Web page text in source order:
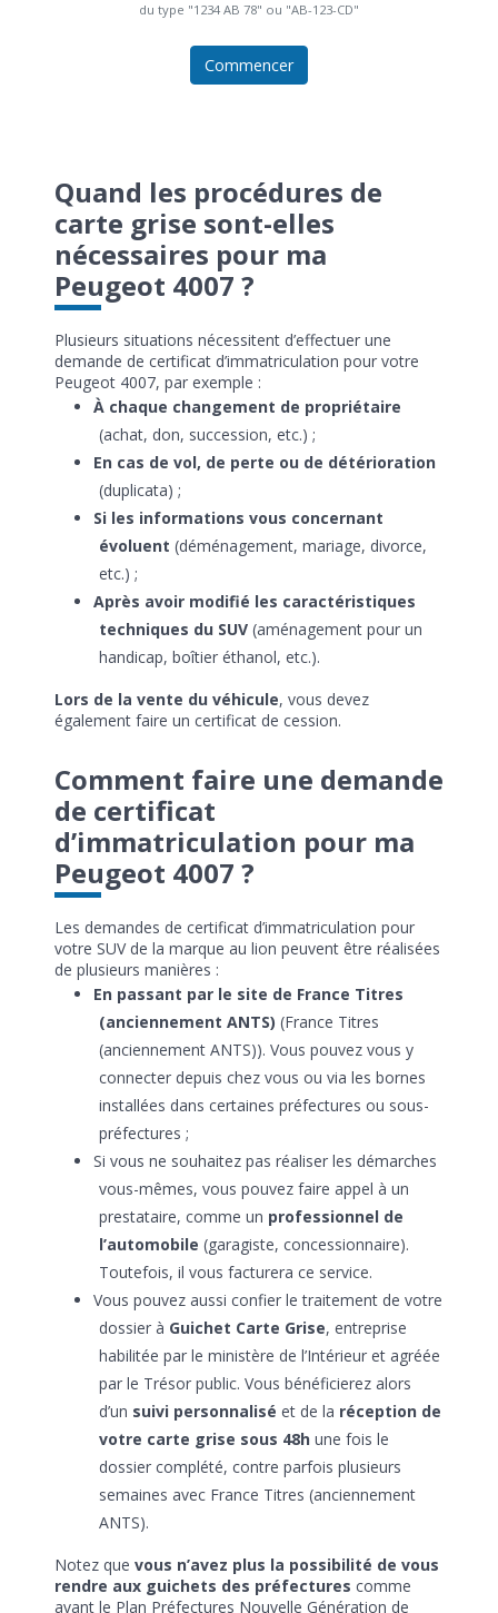
du type "1234 AB 78" ou "AB-123-CD"
Commencer
Quand les procédures de
carte grise sont-elles
nécessaires pour ma
Peugeot 4007 ?
Plusieurs situations nécessitent d’effectuer une
demande de certificat d’immatriculation pour votre
Peugeot 4007, par exemple :
À chaque changement de propriétaire
(achat, don, succession, etc.) ;
En cas de vol, de perte ou de détérioration
(duplicata) ;
Si les informations vous concernant
évoluent (déménagement, mariage, divorce,
etc.) ;
Après avoir modifié les caractéristiques
techniques du SUV(aménagement pour un
handicap, boîtier éthanol, etc.).
Lors de la vente du véhicule, vous devez
également faire un certificat de cession.
Comment faire une demande
de certificat
d’immatriculation pour ma
Peugeot 4007 ?
Les demandes de certificat d’immatriculation pour
votre SUV de la marque au lion peuvent être réalisées
de plusieurs manières :
En passant par le site de France Titres
(anciennement ANTS) (France Titres
(anciennement ANTS)). Vous pouvez vous y
connecter depuis chez vous ou via les bornes
installées dans certaines préfectures ou sous-
préfectures ;
Si vous ne souhaitez pas réaliser les démarches
vous-mêmes, vous pouvez faire appel à un
prestataire, comme un professionnel de
l’automobile (garagiste, concessionnaire).
Toutefois, il vous facturera ce service.
Vous pouvez aussi confier le traitement de votre
dossier à Guichet Carte Grise, entreprise
habilitée par le ministère de l’Intérieur et agréée
par le Trésor public. Vous bénéficierez alors
d’un suivi personnalisé et de la réception de
votre carte grise sous 48hune fois le
dossier complété, contre parfois plusieurs
semaines avec France Titres (anciennement
ANTS).
Notez que vous n’avez plus la possibilité de vous
rendre aux guichets des préfectures comme
avant le Plan Préfectures Nouvelle Génération de